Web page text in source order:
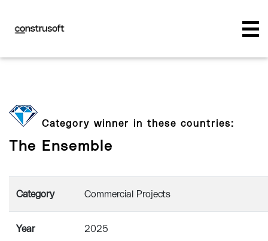
Category winner in these countries:
The Ensemble
Category Commercial Projects
Year 2025